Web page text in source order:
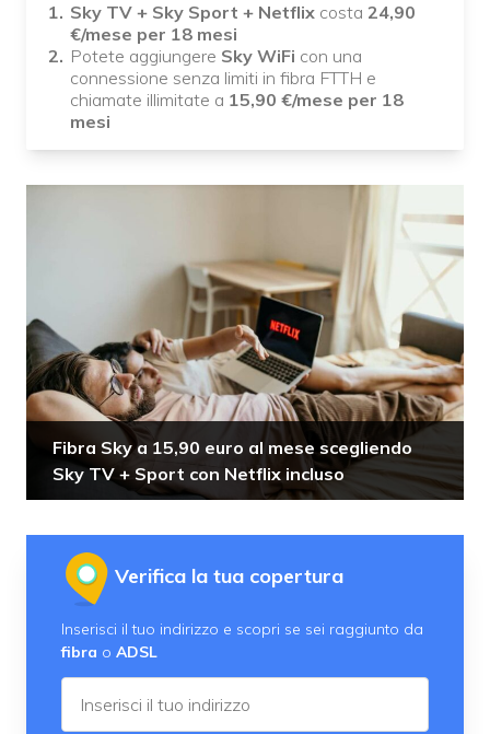
Sky TV + Sky Sport + Netflix costa 24,90
€/mese per 18 mesi
Potete aggiungere Sky WiFi con una
connessione senza limiti in fibra FTTH e
chiamate illimitate a 15,90 €/mese per 18
mesi
Fibra Sky a 15,90 euro al mese scegliendo
Sky TV + Sport con Netflix incluso
Verifica la tua copertura
Inserisci il tuo indirizzo e scopri se sei raggiunto da
fibra o ADSL